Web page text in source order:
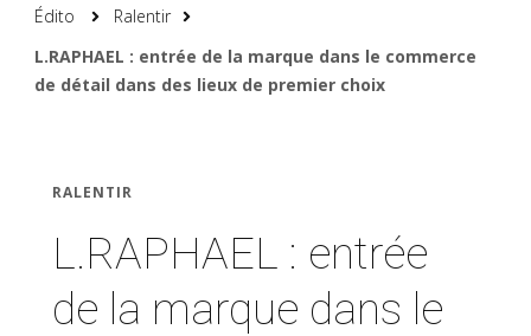
Édito
Ralentir
L.RAPHAEL : entrée de la marque dans le commerce
de détail dans des lieux de premier choix
RALENTIR
L.RAPHAEL : entrée
de la marque dans le